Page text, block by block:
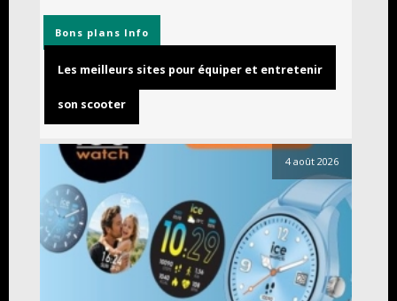
Bons plans Info
Les meilleurs sites pour équiper et entretenir
son scooter
4 août 2026